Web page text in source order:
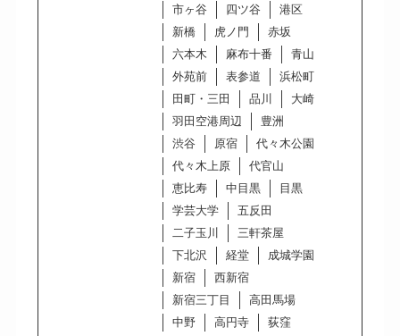
市ヶ谷
四ツ谷
港区
新橋
虎ノ門
赤坂
六本木
麻布十番
青山
外苑前
表参道
浜松町
田町・三田
品川
大崎
羽田空港周辺
豊洲
渋谷
原宿
代々木公園
代々木上原
代官山
恵比寿
中目黒
目黒
学芸大学
五反田
二子玉川
三軒茶屋
下北沢
経堂
成城学園
新宿
西新宿
新宿三丁目
高田馬場
中野
高円寺
荻窪